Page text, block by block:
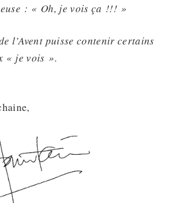
: « Oh, je vois ça !!! »
l’Avent puisse contenir certains
« je vois ».